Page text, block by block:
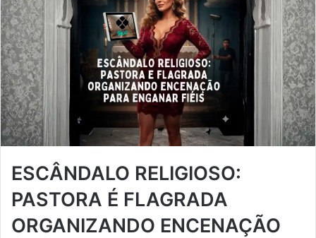
ESCÂNDALO RELIGIOSO:
PASTORA É FLAGRADA
ORGANIZANDO ENCENAÇÃO